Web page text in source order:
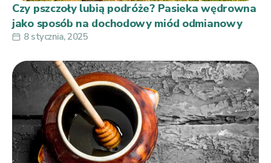
Czy pszczoły lubią podróże? Pasieka wędrowna
jako sposób na dochodowy miód odmianowy
8 stycznia, 2025